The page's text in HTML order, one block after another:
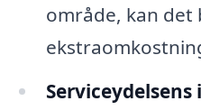
område, kan det